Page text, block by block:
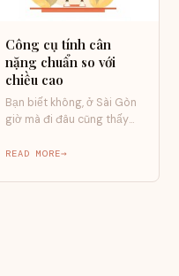
Công cụ tính cân
nặng chuẩn so với
chiều cao
Bạn biết không, ở Sài Gòn
giờ mà đi đâu cũng thấy
READ MORE